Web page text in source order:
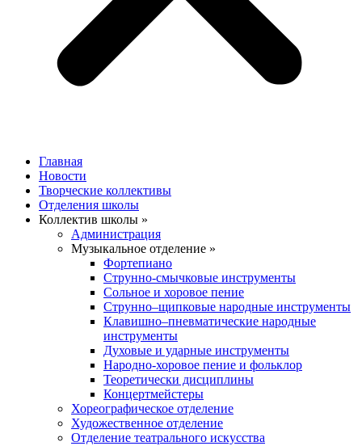
Главная
Новости
Творческие коллективы
Отделения школы
Коллектив школы »
Администрация
Музыкальное отделение »
Фортепиано
Струнно-смычковые инструменты
Сольное и хоровое пение
Струнно–щипковые народные инструменты
Клавишно–пневматические народные
инструменты
Духовые и ударные инструменты
Народно-хоровое пение и фольклор
Теоретически дисциплины
Концертмейстеры
Хореографическое отделение
Художественное отделение
Отделение театрального искусства